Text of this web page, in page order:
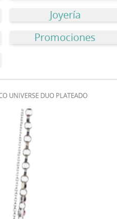
Joyería
Promociones
UNIVERSE DUO PLATEADO